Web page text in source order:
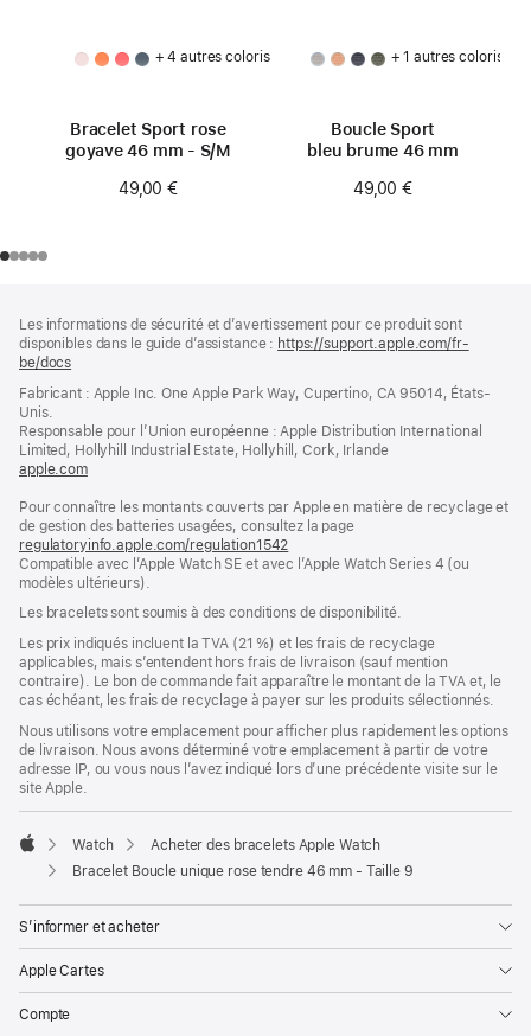
+ 4 autres coloris
Bracelet Sport rose
goyave 46 mm - S/M
49,00 €
+ 1 autres coloris
Boucle Sport
bleu brume 46 mm
49,00 €
de
page
de
bas
page
Les informations de sécurité et d’avertissement pour ce produit sont
disponibles dans le guide d’assistance : https://support.apple.com/fr-
be/docs
une
fenêtre)
Fabricant : Apple Inc. One Apple Park Way, Cupertino, CA 95014, États-
Unis.
Responsable pour l’Union européenne : Apple Distribution International
Limited, Hollyhill Industrial Estate, Hollyhill, Cork, Irlande
apple.com(s’ouvre
une
nouvelle
fenêtre)
Pour connaître les montants couverts par Apple en matière de recyclage et
de gestion des batteries usagées, consultez la page
regulatoryinfo.apple.com/regulation1542
dans
nouvelle
fenêtre)
Compatible avec l’Apple Watch SE et avec l’Apple Watch Series 4 (ou
modèles ultérieurs).
Les bracelets sont soumis à des conditions de disponibilité.
Les prix indiqués incluent la TVA (21 %) et les frais de recyclage
applicables, mais s’entendent hors frais de livraison (sauf mention
contraire). Le bon de commande fait apparaître le montant de la TVA et, le
cas échéant, les frais de recyclage à payer sur les produits sélectionnés.
Nous utilisons votre emplacement pour afficher plus rapidement les options
de livraison. Nous avons déterminé votre emplacement à partir de votre
adresse IP, ou vous nous l’avez indiqué lors d’une précédente visite sur le
site Apple.
Apple
Watch
Acheter des bracelets Apple Watch
Bracelet Boucle unique rose tendre 46 mm - Taille 9
S’informer et acheter
Apple Cartes
Compte